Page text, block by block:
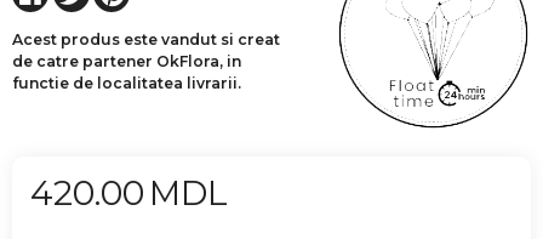
Acest produs este vandut si creat
de catre partener OkFlora, in
functie de localitatea livrarii.
420.00 MDL